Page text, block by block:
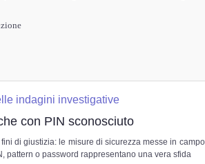
indagini investigative
con PIN sconosciuto
di giustizia: le misure di sicurezza messe in
pattern o password rappresentano una vera sfida